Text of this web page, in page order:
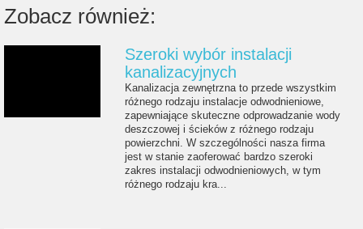
Zobacz również:
Szeroki wybór instalacji
kanalizacyjnych
Kanalizacja zewnętrzna to przede wszystkim
różnego rodzaju instalacje odwodnieniowe,
zapewniające skuteczne odprowadzanie wody
deszczowej i ścieków z różnego rodzaju
powierzchni. W szczególności nasza firma
jest w stanie zaoferować bardzo szeroki
zakres instalacji odwodnieniowych, w tym
różnego rodzaju kra...